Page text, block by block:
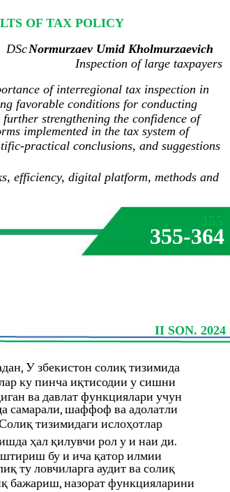
OF TAX POLICY
DScNormurzaev Umid Kholmurzaevich
Inspection of large taxpayers
of interregional tax inspection in
favorable conditions for conducting
strengthening the confidence of
implemented in the tax system of
practical conclusions, and suggestions
efficiency, digital platform, methods and
355-364
II SON. 2024
У збекистон солиқ тизимида
ку пинча иқтисодии у сишни
ва давлат функциялари учун
самарали, шаффоф ва адолатли
тизимидаги ислоҳотлар
ҳал қилувчи рол у и наи ди.
бу и ича қатор илмии
ту ловчиларга аудит ва солиқ
бажариш, назорат функцияларини